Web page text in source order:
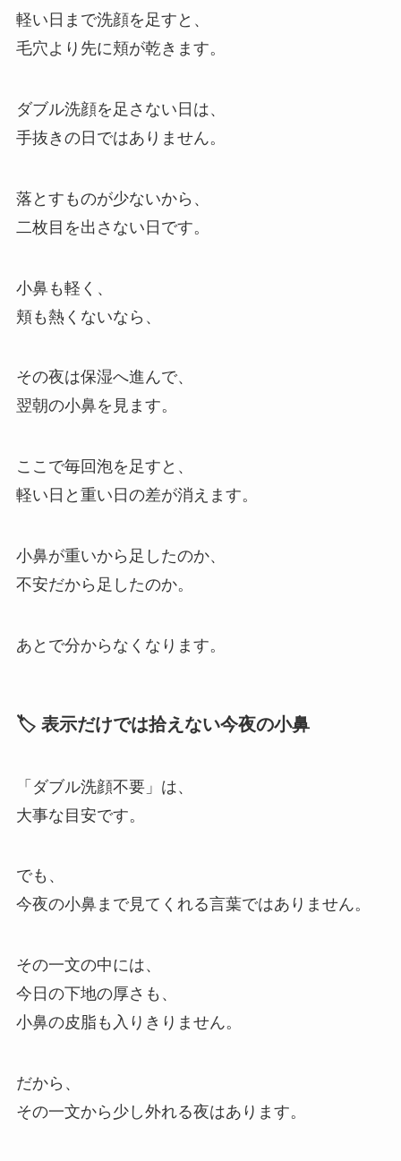
軽い日まで洗顔を足すと、
毛穴より先に頬が乾きます。
ダブル洗顔を足さない日は、
手抜きの日ではありません。
落とすものが少ないから、
二枚目を出さない日です。
小鼻も軽く、
頬も熱くないなら、
その夜は保湿へ進んで、
翌朝の小鼻を見ます。
ここで毎回泡を足すと、
軽い日と重い日の差が消えます。
小鼻が重いから足したのか、
不安だから足したのか。
あとで分からなくなります。
🏷️ 表示だけでは拾えない今夜の小鼻
「ダブル洗顔不要」は、
大事な目安です。
でも、
今夜の小鼻まで見てくれる言葉ではありません。
その一文の中には、
今日の下地の厚さも、
小鼻の皮脂も入りきりません。
だから、
その一文から少し外れる夜はあります。